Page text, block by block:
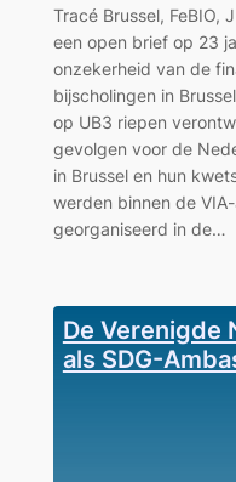
Tracé Brussel, FeBIO,
een open brief op 23
onzekerheid van de
bijscholingen in
op UB3 riepen
gevolgen voor de
in Brussel en hun
werden binnen de
georganiseerd in de…
De Verenigde
als SDG-